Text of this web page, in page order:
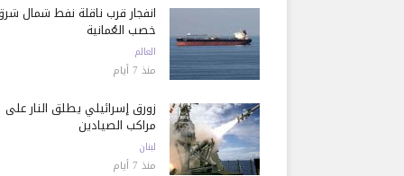
انفجار قرب ناقلة نفط شمال
خصب العُمانية
العالم
منذ 7 أيام
زورق إسرائيلي يطلق النار على
مراكب الصيادين
لبنان
منذ 7 أيام